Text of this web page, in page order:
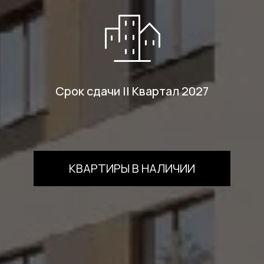
Срок сдачи II Квартал 2027
КВАРТИРЫ В НАЛИЧИИ